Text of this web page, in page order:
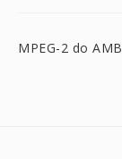
MPEG-2 do AMB